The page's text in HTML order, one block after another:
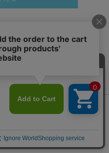
ITEM
した商品
索